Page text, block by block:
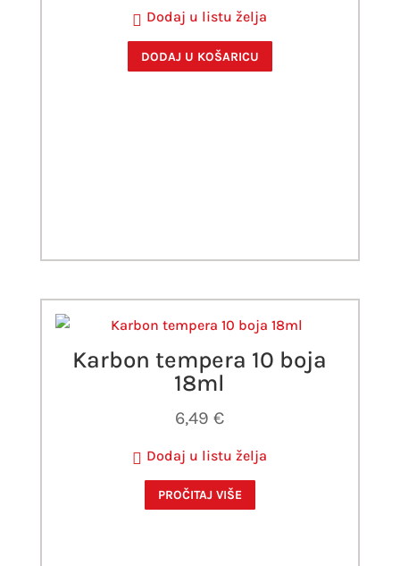
Dodaj u listu želja
DODAJ U KOŠARICU
Karbon tempera 10 boja
18ml
6,49€
Dodaj u listu želja
PROČITAJ VIŠE